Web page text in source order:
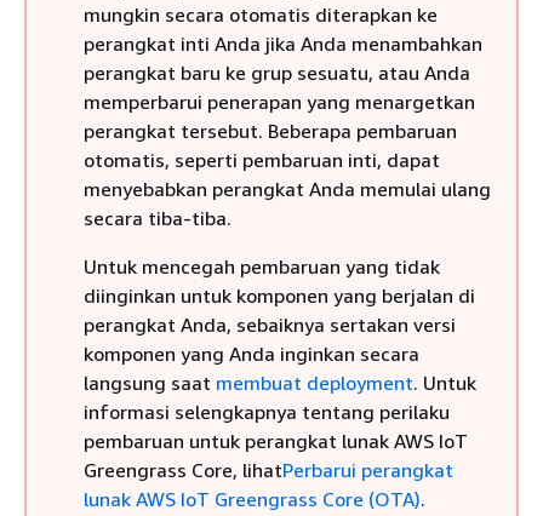
mungkin secara otomatis diterapkan ke
perangkat inti Anda jika Anda menambahkan
perangkat baru ke grup sesuatu, atau Anda
memperbarui penerapan yang menargetkan
perangkat tersebut. Beberapa pembaruan
otomatis, seperti pembaruan inti, dapat
menyebabkan perangkat Anda memulai ulang
secara tiba-tiba.
Untuk mencegah pembaruan yang tidak
diinginkan untuk komponen yang berjalan di
perangkat Anda, sebaiknya sertakan versi
komponen yang Anda inginkan secara
langsung saat membuat deployment. Untuk
informasi selengkapnya tentang perilaku
pembaruan untuk perangkat lunak AWS IoT
Greengrass Core, lihatPerbarui perangkat
lunak AWS IoT Greengrass Core (OTA).